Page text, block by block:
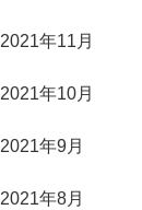
2021年11月
2021年10月
2021年9月
2021年8月